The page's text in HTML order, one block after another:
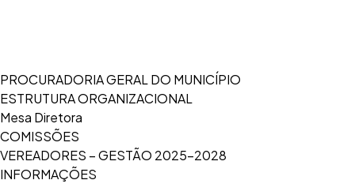
PROCURADORIA GERAL DO MUNICÍPIO
ESTRUTURA ORGANIZACIONAL
Mesa Diretora
COMISSÕES
VEREADORES – GESTÃO 2025-2028
INFORMAÇÕES